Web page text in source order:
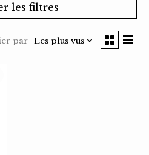
les filtres
par Les plus vus